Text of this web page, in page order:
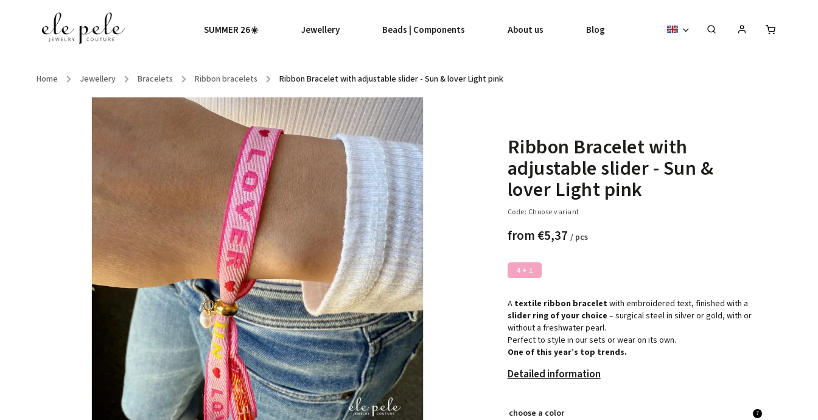
SUMMER 26☀️ Jewellery Beads | Components About us Blog
Home / Jewellery / Bracelets / Ribbon bracelets / Ribbon Bracelet with adjustable slider - Sun & lover Light pink
Ribbon Bracelet with
adjustable slider - Sun &
lover Light pink
Code: Choose variant
from€5,37 / pcs
Atextile ribbon braceletwith embroidered text, finished with a
slider ring of your choice – surgical steel in silver or gold, with or
without a freshwater pearl.
Perfect to style in our sets or wear on its own.
One of this year’s top trends.
Detailed information
4 + 1
choose a color ?